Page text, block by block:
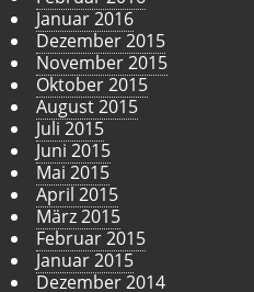
Januar 2016
Dezember 2015
November 2015
Oktober 2015
August 2015
Juli 2015
Juni 2015
Mai 2015
April 2015
März 2015
Februar 2015
Januar 2015
Dezember 2014